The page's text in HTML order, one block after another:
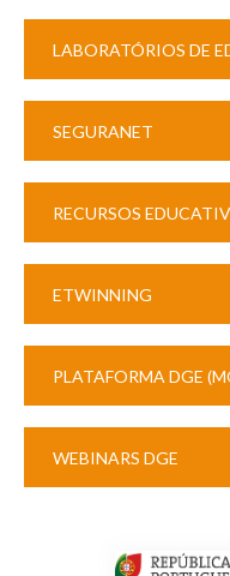
LABORATÓRIOS DE
SEGURANET
RECURSOS
ETWINNING
PLATAFORMA DGE
WEBINARS DGE